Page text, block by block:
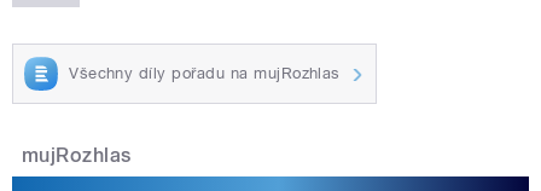
Všechny díly pořadu na mujRozhlas
mujRozhlas